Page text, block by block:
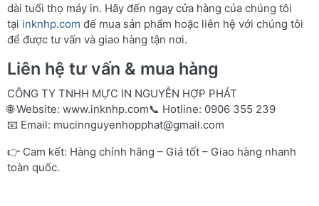
dài tuổi thọ máy in. Hãy đến ngay cửa hàng của chúng tôi
tại inknhp.com để mua sản phẩm hoặc liên hệ với chúng tôi
để được tư vấn và giao hàng tận nơi.
Liên hệ tư vấn & mua hàng
CÔNG TY TNHH MỰC IN NGUYỄN HỢP PHÁT
🌐 Website: www.inknhp.com📞 Hotline: 0906 355 239
📧 Email: mucinnguyenhopphat@gmail.com
👉 Cam kết: Hàng chính hãng – Giá tốt – Giao hàng nhanh
toàn quốc.